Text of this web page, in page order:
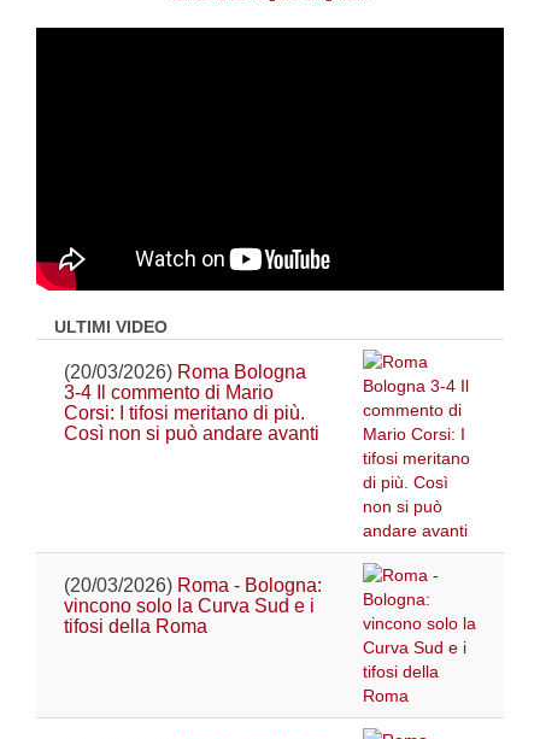
ULTIMI VIDEO
(20/03/2026) Roma Bologna
3-4 Il commento di Mario
Corsi: I tifosi meritano di più.
Così non si può andare avanti
(20/03/2026) Roma - Bologna:
vincono solo la Curva Sud e i
tifosi della Roma